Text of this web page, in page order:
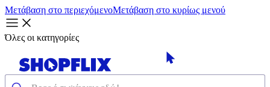
Μετάβαση στο περιεχόμενοΜετάβαση στο κυρίως μενού
Όλες οι κατηγορίες